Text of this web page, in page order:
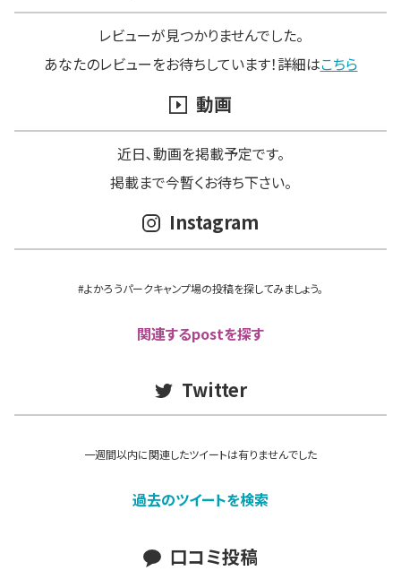
レビューが見つかりませんでした。
あなたのレビューをお待ちしています！詳細はこちら
動画
近日､動画を掲載予定です。
掲載まで今暫くお待ち下さい。
Instagram
#よかろうパークキャンプ場の投稿を探してみましょう。
関連するpostを探す
Twitter
一週間以内に関連したツイートは有りませんでした
過去のツイートを検索
口コミ投稿